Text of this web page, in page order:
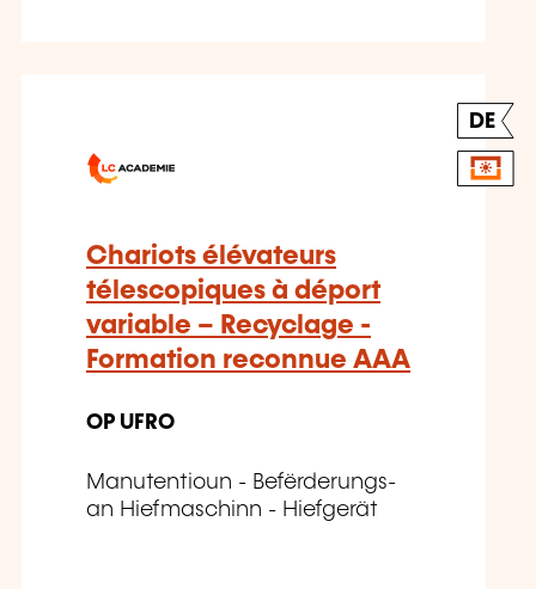
DE
Chariots élévateurs
télescopiques à déport
variable – Recyclage -
Formation reconnue AAA
OP UFRO
Manutentioun - Befërderungs-
an Hiefmaschinn - Hiefgerät